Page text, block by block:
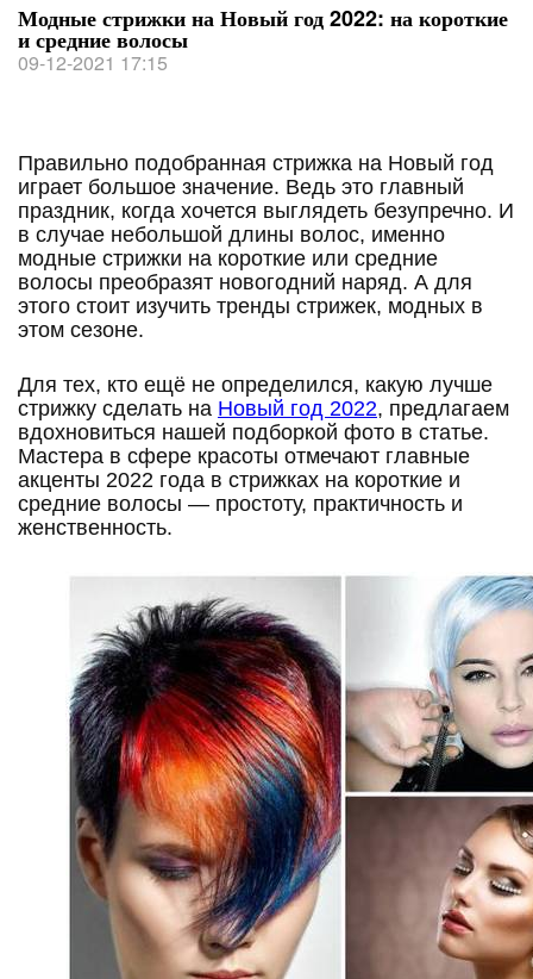
Модные стрижки на Новый год 2022: на короткие
и средние волосы
09-12-2021 17:15
Правильно подобранная стрижка на Новый год
играет большое значение. Ведь это главный
праздник, когда хочется выглядеть безупречно. И
в случае небольшой длины волос, именно
модные стрижки на короткие или средние
волосы преобразят новогодний наряд. А для
этого стоит изучить тренды стрижек, модных в
этом сезоне.
Для тех, кто ещё не определился, какую лучше
стрижку сделать на Новый год 2022, предлагаем
вдохновиться нашей подборкой фото в статье.
Мастера в сфере красоты отмечают главные
акценты 2022 года в стрижках на короткие и
средние волосы — простоту, практичность и
женственность.